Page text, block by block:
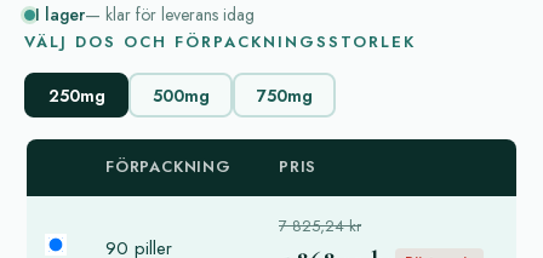
I lager— klar för leverans idag
VÄLJ DOS OCH FÖRPACKNINGSSTORLEK
250mg 500mg 750mg
FÖRPACKNING PRIS
90 piller
7 825,24 kr